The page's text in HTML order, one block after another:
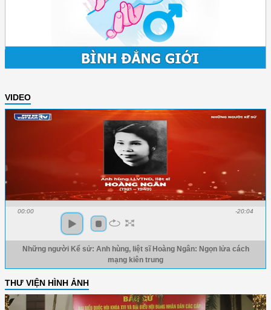
VIDEO
00:00 -20:04
Những người Kể sử: Anh hùng, liệt sĩ Hoàng Ngân: Ngọn lửa cách
mạng kiên trung
THƯ VIỆN HÌNH ẢNH